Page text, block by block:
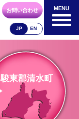
MENU
空港送迎以外
料金表
合流方法
お問い合わせ
JP EN
MENU
駿東郡清水町